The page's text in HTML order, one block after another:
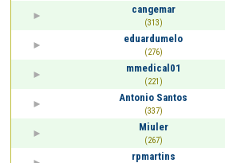
cangemar
(313)
eduardumelo
(276)
mmedical01
(221)
Antonio Santos
(337)
Miuler
(267)
rpmartins